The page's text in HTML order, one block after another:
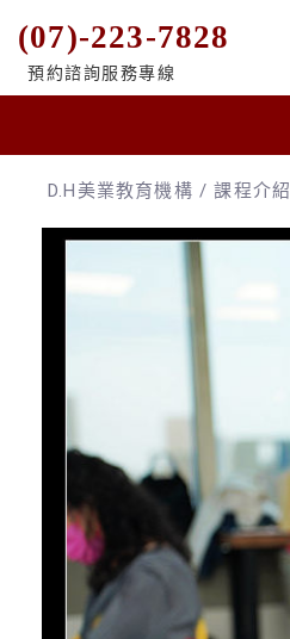
(07)-223-7828
預約諮詢服務專線
D.H美業教育機構 /課程介紹